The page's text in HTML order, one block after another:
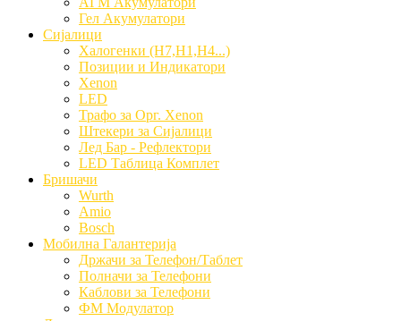
Гел Акумулатори
Сијалици
Халогенки (H7,H1,H4...)
Позиции и Индикатори
Xenon
LED
Трафо за Орг. Xenon
Штекери за Сијалици
Лед Бар - Рефлектори
LED Таблица Комплет
Бришачи
Wurth
Amio
Bosch
Мобилна Галантерија
Држачи за Телефон/Таблет
Полначи за Телефони
Каблови за Телефони
ФМ Модулатор